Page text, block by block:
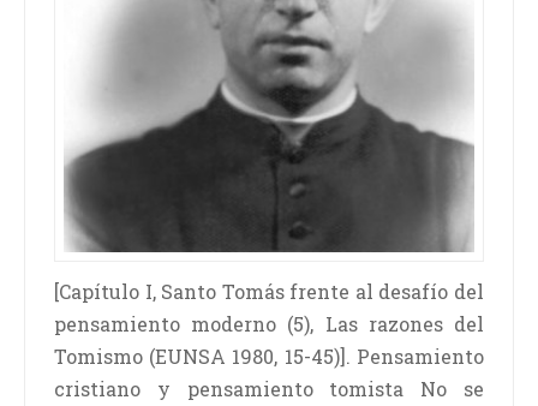
[Capítulo I, Santo Tomás frente al desafío del
pensamiento moderno (5), Las razones del
Tomismo (EUNSA 1980, 15-45)]. Pensamiento
cristiano y pensamiento tomista No se